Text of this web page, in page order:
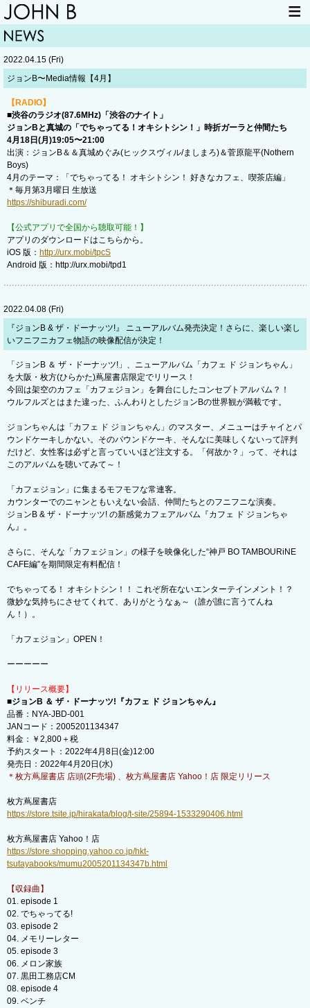
HOME
LIVE INFO
2022.04.15 (Fri)
ジョンB〜Media情報【4月】
【RADIO】
■渋谷のラジオ(87.6MHz)「渋谷のナイト」
ジョンBと真城の「でちゃってる！オキシトシン！」時折ガーラと仲間たち
4月18日(月)19:05〜21:00
出演：ジョンB＆＆真城めぐみ(ヒックスヴィル/ましまろ)＆菅原龍平(Nothern
Boys)
4月のテーマ：「でちゃってる！ オキシトシン！ 好きなカフェ、喫茶店編」
＊毎月第3月曜日 生放送
https://shiburadi.com/
【公式アプリで全国から聴取可能！】
アプリのダウンロードはこちらから。
iOS 版： http://urx.mobi/tpcS
Android 版：http://urx.mobi/tpd1
2022.04.08 (Fri)
​『ジョンB & ザ・ドーナッツ!』 ニューアルバム発売決定！さらに、楽しい楽し
いフニフニカフェ物語の映像配信が決定！
「ジョンB ＆ ザ・ドーナッツ!」、ニューアルバム「カフェ ド ジョンちゃん」
を大阪・枚方(ひらかた)蔦屋書店限定でリリース！
今回は架空のカフェ「カフェジョン」を舞台にしたコンセプトアルバム？！
ウルフルズとはまた違った、ふんわりとしたジョンBの世界観が満載です。
ジョンちゃんは「カフェ ド ジョンちゃん」のマスター、メニューはチャイとパ
ウンドケーキしかない。そのパウンドケーキ、そんなに美味しくないって評判
だけど、女性客は必ずと言っていいほど注文する。「何故か？」って、それは
このアルバムを聴いてみて～！
「カフェジョン」に集まるモフモフな常連客。
カウンターでのニャンともいえない会話、仲間たちとのフニフニな演奏。
ジョンB & ザ・ドーナッツ! の新感覚カフェアルバム『カフェ ド ジョンちゃ
ん』。
さらに、そんな「カフェジョン」の様子を映像化した“神戸 BO TAMBOURiNE
CAFE編”を期間限定有料配信！
でちゃってる！ オキシトシン！！ これぞ所在ないエンターテインメント！？
微妙な気持ちにさせてくれて、ありがとうなぁ～（誰が誰に言うてんね
ん！）。
「カフェジョン」OPEN！
ーーーーー
【リリース概要】
■ジョンB ＆ ザ・ドーナッツ!『カフェ ド ジョンちゃん』
品番：NYA-JBD-001
JANコード：2005201134347
料金：￥2,800＋税
予約スタート：2022年4月8日(金)12:00
発売日：2022年4月20日(水)
＊枚方蔦屋書店 店頭(2F売場) 、枚方蔦屋書店 Yahoo！店 限定リリース
枚方蔦屋書店
https://store.tsite.jp/hirakata/blog/t-site/25894-1533290406.html
枚方蔦屋書店 Yahoo！店
https://store.shopping.yahoo.co.jp/hkt-
tsutayabooks/mumu2005201134347b.html
【収録曲】
01. episode 1
02. でちゃってる!
03. episode 2
04. メモリーレター
05. episode 3
06. メロン家族
07. 黒田工務店CM
08. episode 4
09. ベンチ